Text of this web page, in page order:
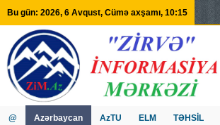
Bu gün: 2026, 6 Avqust, Cümə axşamı, 10:15
@ Azərbaycan AzTU ELM TƏHSİL